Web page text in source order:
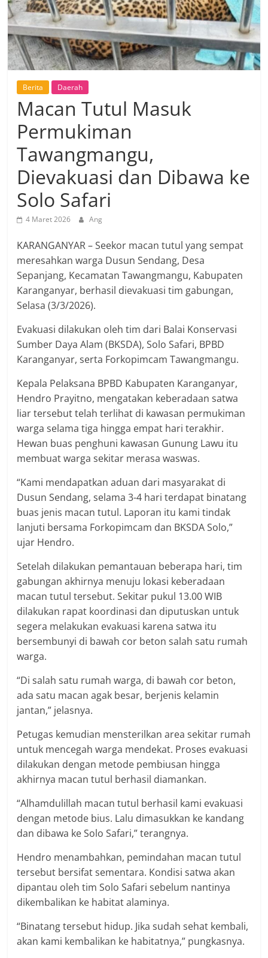
Berita Daerah
Macan Tutul Masuk
Permukiman
Tawangmangu,
Dievakuasi dan Dibawa ke
Solo Safari
4 Maret 2026 Ang
KARANGANYAR – Seekor macan tutul yang sempat
meresahkan warga Dusun Sendang, Desa
Sepanjang, Kecamatan Tawangmangu, Kabupaten
Karanganyar, berhasil dievakuasi tim gabungan,
Selasa (3/3/2026).
Evakuasi dilakukan oleh tim dari Balai Konservasi
Sumber Daya Alam (BKSDA), Solo Safari, BPBD
Karanganyar, serta Forkopimcam Tawangmangu.
Kepala Pelaksana BPBD Kabupaten Karanganyar,
Hendro Prayitno, mengatakan keberadaan satwa
liar tersebut telah terlihat di kawasan permukiman
warga selama tiga hingga empat hari terakhir.
Hewan buas penghuni kawasan Gunung Lawu itu
membuat warga sekitar merasa waswas.
“Kami mendapatkan aduan dari masyarakat di
Dusun Sendang, selama 3-4 hari terdapat binatang
buas jenis macan tutul. Laporan itu kami tindak
lanjuti bersama Forkopimcam dan BKSDA Solo,”
ujar Hendro.
Setelah dilakukan pemantauan beberapa hari, tim
gabungan akhirnya menuju lokasi keberadaan
macan tutul tersebut. Sekitar pukul 13.00 WIB
dilakukan rapat koordinasi dan diputuskan untuk
segera melakukan evakuasi karena satwa itu
bersembunyi di bawah cor beton salah satu rumah
warga.
“Di salah satu rumah warga, di bawah cor beton,
ada satu macan agak besar, berjenis kelamin
jantan,” jelasnya.
Petugas kemudian mensterilkan area sekitar rumah
untuk mencegah warga mendekat. Proses evakuasi
dilakukan dengan metode pembiusan hingga
akhirnya macan tutul berhasil diamankan.
“Alhamdulillah macan tutul berhasil kami evakuasi
dengan metode bius. Lalu dimasukkan ke kandang
dan dibawa ke Solo Safari,” terangnya.
Hendro menambahkan, pemindahan macan tutul
tersebut bersifat sementara. Kondisi satwa akan
dipantau oleh tim Solo Safari sebelum nantinya
dikembalikan ke habitat alaminya.
“Binatang tersebut hidup. Jika sudah sehat kembali,
akan kami kembalikan ke habitatnya,” pungkasnya.